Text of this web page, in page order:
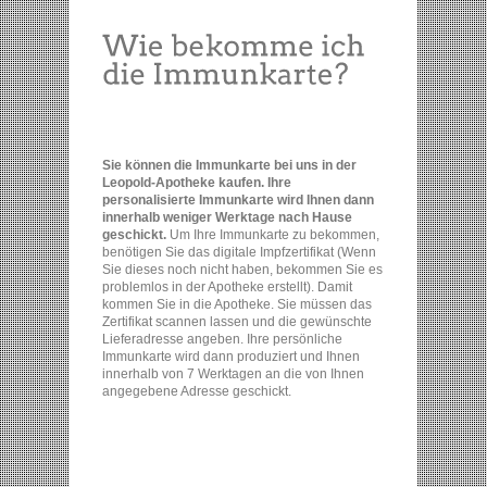
Sie können die Immunkarte bei uns in der
Leopold-Apotheke kaufen. Ihre
personalisierte Immunkarte wird Ihnen dann
innerhalb weniger Werktage nach Hause
geschickt. Um Ihre Immunkarte zu bekommen,
benötigen Sie das digitale Impfzertifikat (Wenn
Sie dieses noch nicht haben, bekommen Sie es
problemlos in der Apotheke erstellt). Damit
kommen Sie in die Apotheke. Sie müssen das
Zertifikat scannen lassen und die gewünschte
Lieferadresse angeben. Ihre persönliche
Immunkarte wird dann produziert und Ihnen
innerhalb von 7 Werktagen an die von Ihnen
angegebene Adresse geschickt.